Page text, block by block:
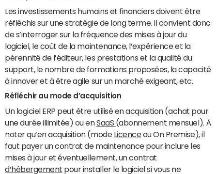
Les investissements humains et financiers doivent être
réfléchis sur une stratégie de long terme. Il convient donc
de s’interroger sur la fréquence des mises à jour du
logiciel, le coût de la maintenance, l’expérience et la
pérennité de l’éditeur, les prestations et la qualité du
support, le nombre de formations proposées, la capacité
à innover et à être agile sur un marché exigeant, etc.
Réfléchir au mode d’acquisition
Un logiciel ERP peut être utilisé en acquisition (achat pour
une durée illimitée) ou enSaaS (abonnement mensuel). À
noter qu’en acquisition (mode Licenceou On Premise), il
faut payer un contrat de maintenance pour inclure les
mises à jour et éventuellement, un contrat
d’hébergement pour installer le logiciel si vous ne